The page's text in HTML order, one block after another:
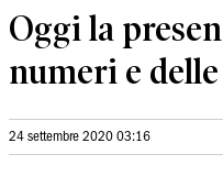
Oggi la
numeri e
24 settembre 2020 03:16